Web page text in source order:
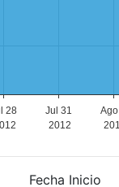
Fecha Inicio